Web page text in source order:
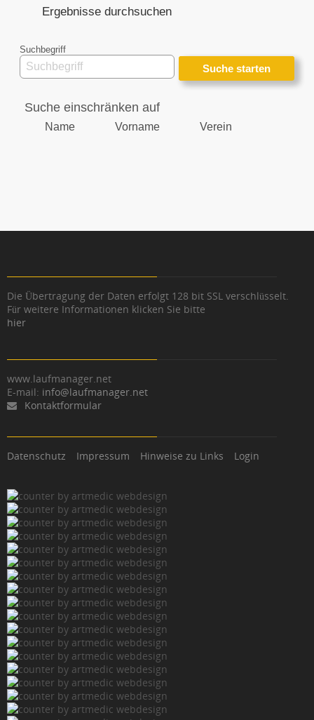
Ergebnisse durchsuchen
Suchbegriff
Suche einschränken auf
Name Vorname Verein
Die Übertragung der Daten erfolgt 128 bit SSL verschlüsselt.
Für weitere Informationen klicken Sie bitte
hier
www.laufmanager.net
E-mail: info@laufmanager.net
Kontaktformular
Datenschutz Impressum Hinweise zu Links Login